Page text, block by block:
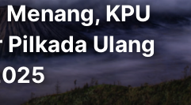
KPU
Pilkada Ulang